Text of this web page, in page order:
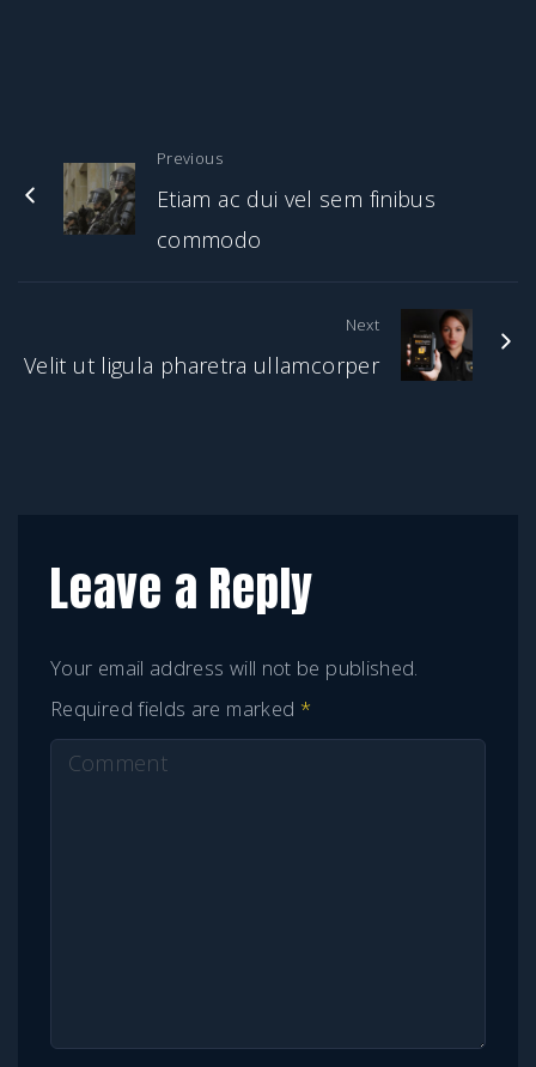
Previous
Etiam ac dui vel sem finibus
commodo
Next
Velit ut ligula pharetra ullamcorper
Leave a Reply
Your email address will not be published.
Required fields are marked *